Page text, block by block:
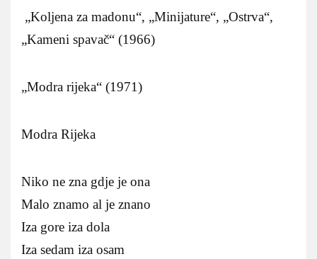
„Koljena za madonu“, „Minijature“, „Ostrva“,
„Kameni spavač“ (1966)
„Modra rijeka“ (1971)
Modra Rijeka
Niko ne zna gdje je ona
Malo znamo al je znano
Iza gore iza dola
Iza sedam iza osam